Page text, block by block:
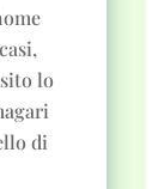
lo
di